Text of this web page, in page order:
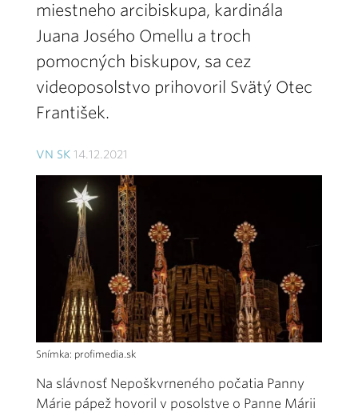
miestneho arcibiskupa, kardinála
Juana Josého Omellu a troch
pomocných biskupov, sa cez
videoposolstvo prihovoril Svätý Otec
František.
VN SK 14.12.2021
Snímka: profimedia.sk
Na slávnosť Nepoškvrneného počatia Panny
Márie pápež hovoril v posolstve o Panne Márii